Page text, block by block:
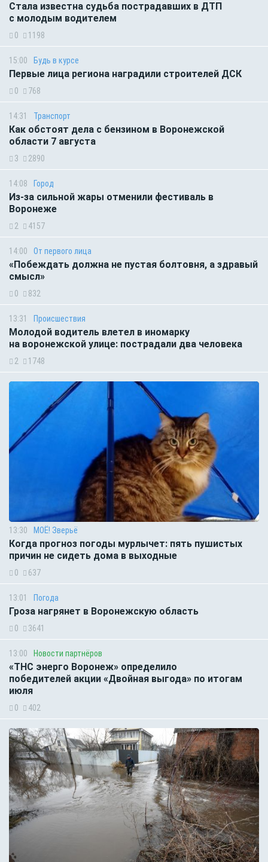
Стала известна судьба пострадавших в ДТП
с молодым водителем
0 1198
15:00 Будь в курсе
Первые лица региона наградили строителей ДСК
0 768
14:31 Транспорт
Как обстоят дела с бензином в Воронежской
области 7 августа
3 2890
14:08 Город
Из-за сильной жары отменили фестиваль в
Воронеже
2 4157
14:00 От первого лица
«Побеждать должна не пустая болтовня, а здравый
смысл»
0 832
13:31 Происшествия
Молодой водитель влетел в иномарку
на воронежской улице: пострадали два человека
2 1748
13:30 МОЁ! Зверьё
Когда прогноз погоды мурлычет: пять пушистых
причин не сидеть дома в выходные
0 637
13:01 Погода
Гроза нагрянет в Воронежскую область
0 3641
13:00 Новости партнёров
«ТНС энерго Воронеж» определило
победителей акции «Двойная выгода» по итогам
июля
0 402